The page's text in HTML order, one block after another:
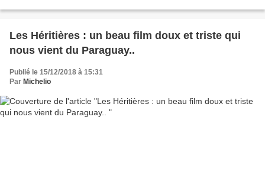
Les Héritières : un beau film doux et triste qui
nous vient du Paraguay..
Publié le 15/12/2018 à 15:31
Par Michelio